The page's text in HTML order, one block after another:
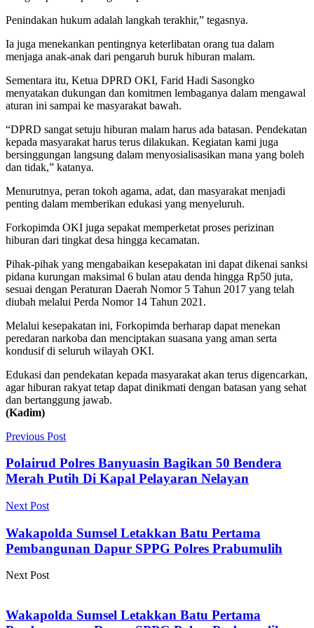
Penindakan hukum adalah langkah terakhir,” tegasnya.
Ia juga menekankan pentingnya keterlibatan orang tua dalam
menjaga anak-anak dari pengaruh buruk hiburan malam.
Sementara itu, Ketua DPRD OKI, Farid Hadi Sasongko
menyatakan dukungan dan komitmen lembaganya dalam mengawal
aturan ini sampai ke masyarakat bawah.
“DPRD sangat setuju hiburan malam harus ada batasan. Pendekatan
kepada masyarakat harus terus dilakukan. Kegiatan kami juga
bersinggungan langsung dalam menyosialisasikan mana yang boleh
dan tidak,” katanya.
Menurutnya, peran tokoh agama, adat, dan masyarakat menjadi
penting dalam memberikan edukasi yang menyeluruh.
Forkopimda OKI juga sepakat memperketat proses perizinan
hiburan dari tingkat desa hingga kecamatan.
Pihak-pihak yang mengabaikan kesepakatan ini dapat dikenai sanksi
pidana kurungan maksimal 6 bulan atau denda hingga Rp50 juta,
sesuai dengan Peraturan Daerah Nomor 5 Tahun 2017 yang telah
diubah melalui Perda Nomor 14 Tahun 2021.
Melalui kesepakatan ini, Forkopimda berharap dapat menekan
peredaran narkoba dan menciptakan suasana yang aman serta
kondusif di seluruh wilayah OKI.
Edukasi dan pendekatan kepada masyarakat akan terus digencarkan,
agar hiburan rakyat tetap dapat dinikmati dengan batasan yang sehat
dan bertanggung jawab.
(Kadim)
Previous Post
Polairud Polres Banyuasin Bagikan 50 Bendera
Merah Putih Di Kapal Pelayaran Nelayan
Next Post
Wakapolda Sumsel Letakkan Batu Pertama
Pembangunan Dapur SPPG Polres Prabumulih
Next Post
Wakapolda Sumsel Letakkan Batu Pertama